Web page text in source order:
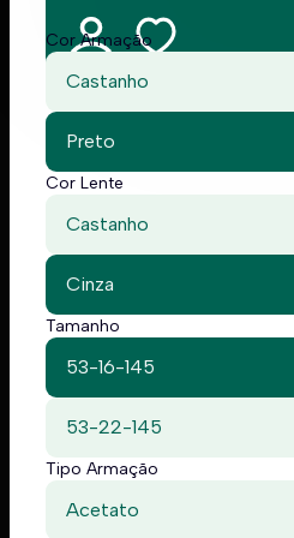
Cor Armação
Castanho
Preto
Cor Lente
Castanho
Cinza
Tamanho
53-16-145
53-22-145
Tipo Armação
Acetato